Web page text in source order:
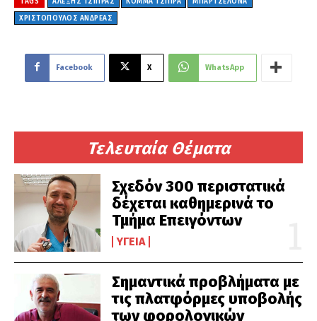
Τελευταία Θέματα
Σχεδόν 300 περιστατικά
δέχεται καθημερινά το
Τμήμα Επειγόντων
ΥΓΕΊΑ
Σημαντικά προβλήματα με
τις πλατφόρμες υποβολής
των φορολογικών
ΧΡΙΣΤΟΠΟΥΛΟΣ ΑΝΔΡΕΑΣ
Facebook X WhatsApp